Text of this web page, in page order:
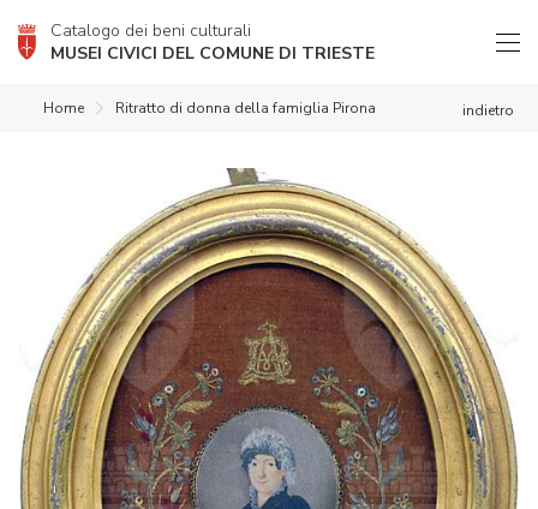
Catalogo dei beni culturali
MUSEI CIVICI DEL COMUNE DI TRIESTE
indietro
Home Ritratto di donna della famiglia Pirona